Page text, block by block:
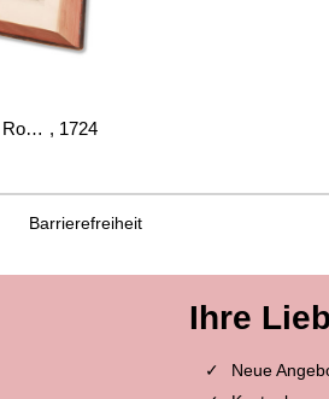
Duche de Brabant + Le Roy, 3 Bde., 1724 , 1724
Barrierefreiheit
Ihre
Neue